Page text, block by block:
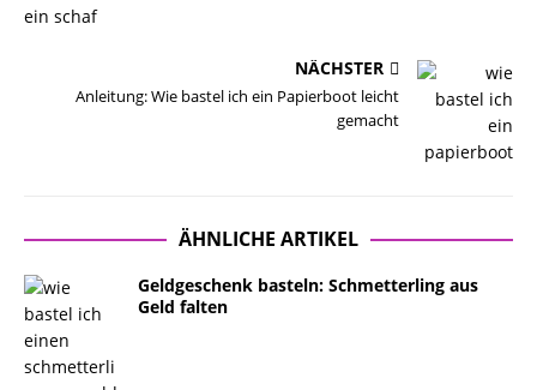
NÄCHSTER
Anleitung: Wie bastel ich ein Papierboot leicht
gemacht
ÄHNLICHE ARTIKEL
Geldgeschenk basteln: Schmetterling aus
Geld falten